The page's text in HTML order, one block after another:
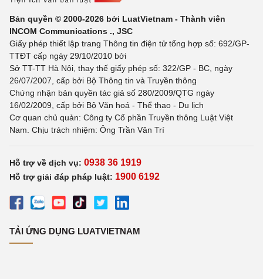
Bản quyền © 2000-2026 bởi LuatVietnam - Thành viên
INCOM Communications ., JSC
Giấy phép thiết lập trang Thông tin điện tử tổng hợp số: 692/GP-
TTĐT cấp ngày 29/10/2010 bởi
Sở TT-TT Hà Nội, thay thế giấy phép số: 322/GP - BC, ngày
26/07/2007, cấp bởi Bộ Thông tin và Truyền thông
Chứng nhận bản quyền tác giả số 280/2009/QTG ngày
16/02/2009, cấp bởi Bộ Văn hoá - Thể thao - Du lịch
Cơ quan chủ quản: Công ty Cổ phần Truyền thông Luật Việt
Nam. Chịu trách nhiệm: Ông Trần Văn Trí
Hỗ trợ về dịch vụ: 0938 36 1919
Hỗ trợ giải đáp pháp luật: 1900 6192
TẢI ỨNG DỤNG LUATVIETNAM